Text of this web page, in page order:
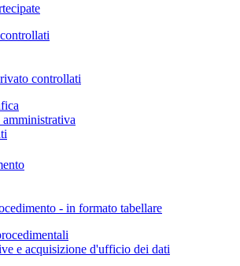
controllati
- in formato tabellare
e acquisizione d'ufficio dei dati